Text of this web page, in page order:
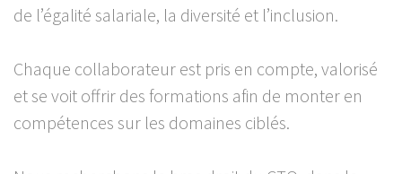
de l’égalité salariale, la diversité et l’inclusion.
Chaque collaborateur est pris en compte, valorisé
et se voit offrir des formations afin de monter en
compétences sur les domaines ciblés.